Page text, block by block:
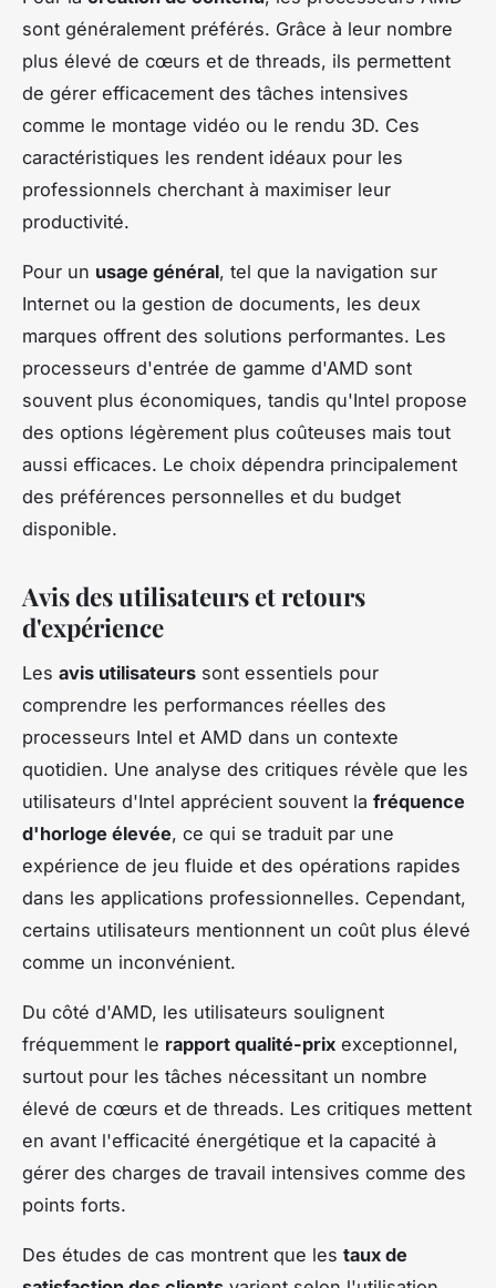
sont généralement préférés. Grâce à leur nombre
plus élevé de cœurs et de threads, ils permettent
de gérer efficacement des tâches intensives
comme le montage vidéo ou le rendu 3D. Ces
caractéristiques les rendent idéaux pour les
professionnels cherchant à maximiser leur
productivité.
Pour un usage général, tel que la navigation sur
Internet ou la gestion de documents, les deux
marques offrent des solutions performantes. Les
processeurs d'entrée de gamme d'AMD sont
souvent plus économiques, tandis qu'Intel propose
des options légèrement plus coûteuses mais tout
aussi efficaces. Le choix dépendra principalement
des préférences personnelles et du budget
disponible.
Avis des utilisateurs et retours
d'expérience
Les avis utilisateurs sont essentiels pour
comprendre les performances réelles des
processeurs Intel et AMD dans un contexte
quotidien. Une analyse des critiques révèle que les
utilisateurs d'Intel apprécient souvent la fréquence
d'horloge élevée, ce qui se traduit par une
expérience de jeu fluide et des opérations rapides
dans les applications professionnelles. Cependant,
certains utilisateurs mentionnent un coût plus élevé
comme un inconvénient.
Du côté d'AMD, les utilisateurs soulignent
fréquemment le rapport qualité-prix exceptionnel,
surtout pour les tâches nécessitant un nombre
élevé de cœurs et de threads. Les critiques mettent
en avant l'efficacité énergétique et la capacité à
gérer des charges de travail intensives comme des
points forts.
Des études de cas montrent que les taux de